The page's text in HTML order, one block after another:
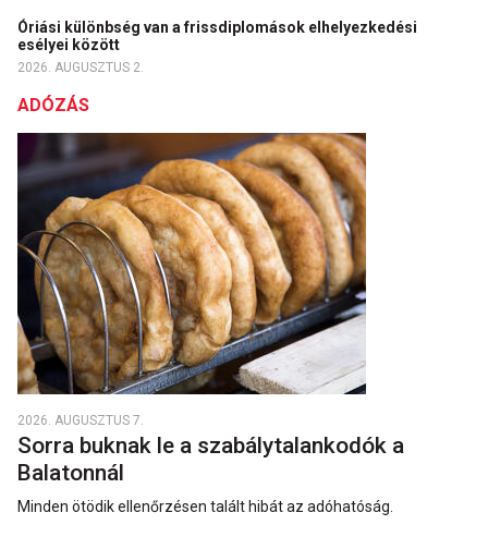
Óriási különbség van a frissdiplomások elhelyezkedési
esélyei között
2026. AUGUSZTUS 2.
ADÓZÁS
2026. AUGUSZTUS 7.
Sorra buknak le a szabálytalankodók a
Balatonnál
Minden ötödik ellenőrzésen talált hibát az adóhatóság.